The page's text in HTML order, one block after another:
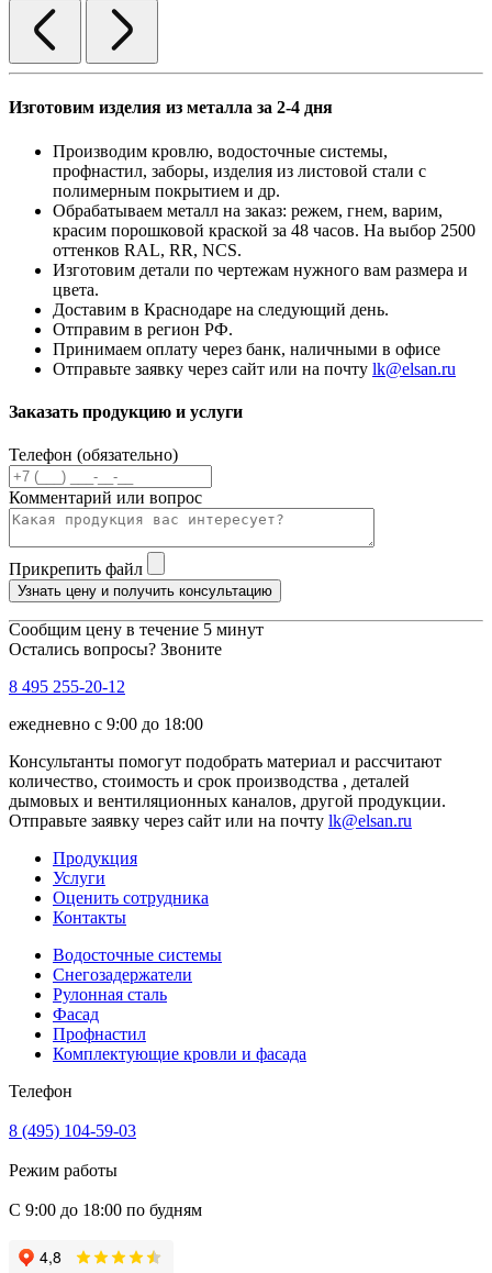
Изготовим изделия из металла за 2-4 дня
Производим кровлю, водосточные системы,
профнастил, заборы, изделия из листовой стали с
полимерным покрытием и др.
Обрабатываем металл на заказ: режем, гнем, варим,
красим порошковой краской за 48 часов. На выбор 2500
оттенков RAL, RR, NCS.
Изготовим детали по чертежам нужного вам размера и
цвета.
Доставим в Краснодаре на следующий день.
Отправим в регион РФ.
Принимаем оплату через банк, наличными в офисе
Отправьте заявку через сайт или на почту lk@elsan.ru
Заказать продукцию и услуги
Телефон (обязательно)
Комментарий или вопрос
Прикрепить файл
Узнать цену и получить консультацию
Сообщим цену в течение 5 минут
Остались вопросы? Звоните
8 495 255-20-12
ежедневно с 9:00 до 18:00
Консультанты помогут подобрать материал и рассчитают
количество, стоимость и срок производства , деталей
дымовых и вентиляционных каналов, другой продукции.
Отправьте заявку через сайт или на почту lk@elsan.ru
Продукция
Услуги
Оценить сотрудника
Контакты
Водосточные системы
Снегозадержатели
Рулонная сталь
Фасад
Профнастил
Комплектующие кровли и фасада
Телефон
8 (495) 104-59-03
Режим работы
С 9:00 до 18:00 по будням